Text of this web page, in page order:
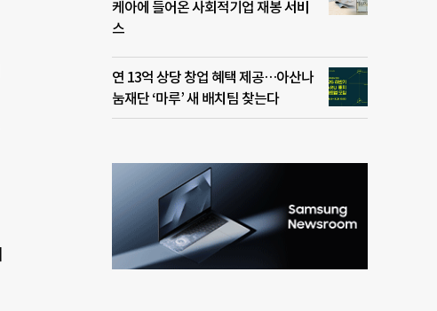
케아에 들어온 사회적기업 재봉 서비
스
연 13억 상당 창업 혜택 제공…아산나
눔재단 ‘마루’ 새 배치팀 찾는다